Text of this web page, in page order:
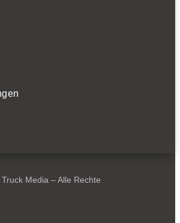
Media – Alle Rechte